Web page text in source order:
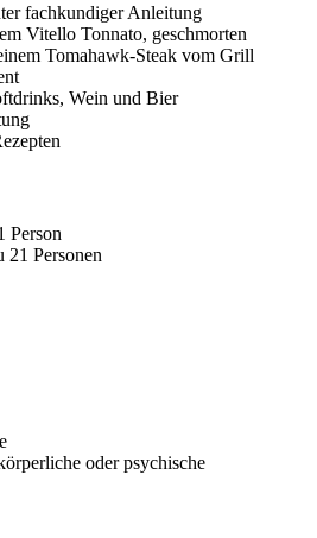
fachkundiger Anleitung
Vitello Tonnato, geschmorten
Tomahawk-Steak vom Grill
Wein und Bier
Person
21 Personen
oder psychische